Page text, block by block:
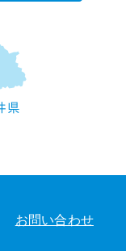
お問い合わせ